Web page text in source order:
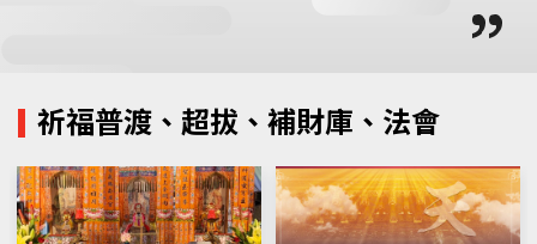
祈福普渡、超拔、補財庫、法會